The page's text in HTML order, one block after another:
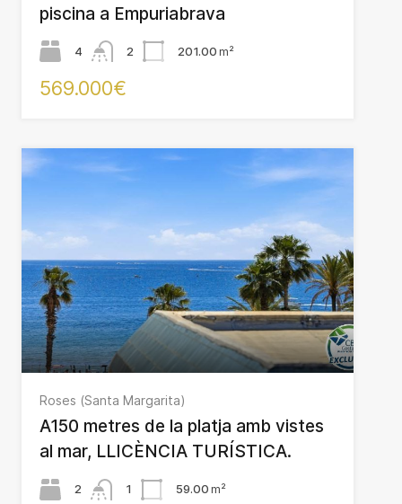
piscina a Empuriabrava
4 2 201.00m²
569.000€
Roses (Santa Margarita)
A150 metres de la platja amb vistes
al mar, LLICÈNCIA TURÍSTICA.
2 1 59.00m²